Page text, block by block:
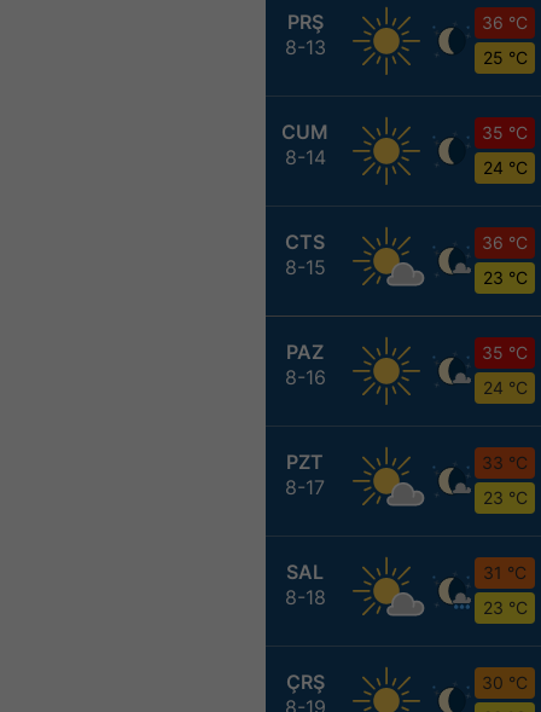
PRŞ
8-13
36 °C
25 °C
CUM
8-14
35 °C
24 °C
CTS
8-15
36 °C
23 °C
PAZ
8-16
35 °C
24 °C
PZT
8-17
33 °C
23 °C
SAL
8-18
31 °C
23 °C
ÇRŞ
8-19
30 °C